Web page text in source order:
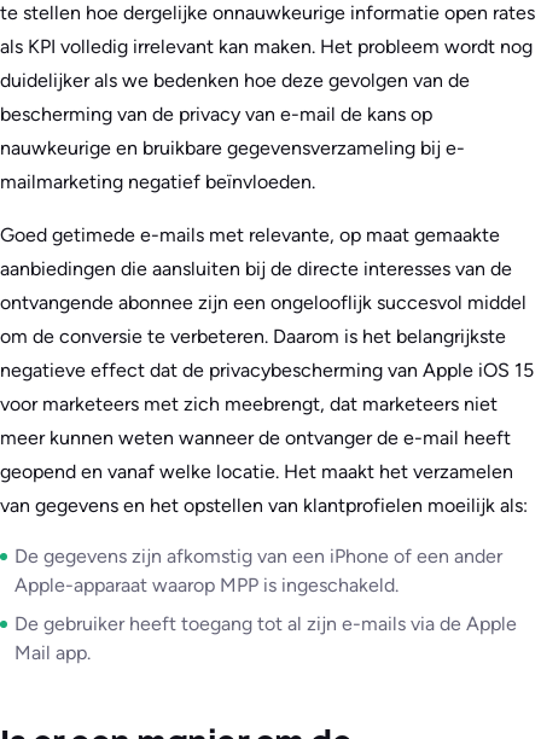
te stellen hoe dergelijke onnauwkeurige informatie open rates
als KPI volledig irrelevant kan maken. Het probleem wordt nog
duidelijker als we bedenken hoe deze gevolgen van de
bescherming van de privacy van e-mail de kans op
nauwkeurige en bruikbare gegevensverzameling bij e-
mailmarketing negatief beïnvloeden.
Goed getimede e-mails met relevante, op maat gemaakte
aanbiedingen die aansluiten bij de directe interesses van de
ontvangende abonnee zijn een ongelooflijk succesvol middel
om de conversie te verbeteren. Daarom is het belangrijkste
negatieve effect dat de privacybescherming van Apple iOS 15
voor marketeers met zich meebrengt, dat marketeers niet
meer kunnen weten wanneer de ontvanger de e-mail heeft
geopend en vanaf welke locatie. Het maakt het verzamelen
van gegevens en het opstellen van klantprofielen moeilijk als:
De gegevens zijn afkomstig van een iPhone of een ander
Apple-apparaat waarop MPP is ingeschakeld.
De gebruiker heeft toegang tot al zijn e-mails via de Apple
Mail app.